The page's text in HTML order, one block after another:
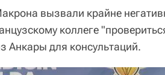
вызвали крайне
коллеге
Анкары для консультаций.